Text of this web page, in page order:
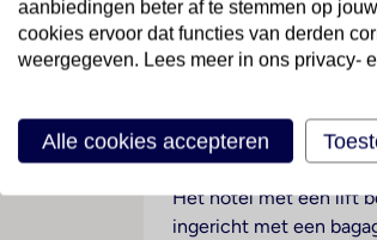
Italië · Lombardije· Lainate
Dit hotel heet de
Hotelfaciliteiten
Het hotel met een lift
ingericht met een
aanbiedingen beter af te stemmen op
cookies ervoor dat functies van derden
weergegeven. Lees meer in ons privacy-
Alle cookies accepteren